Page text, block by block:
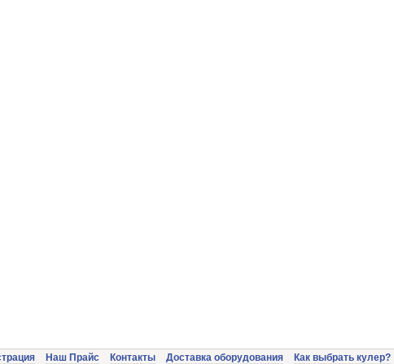
Наш Прайс Контакты Доставка оборудования Как выбрать кулер?